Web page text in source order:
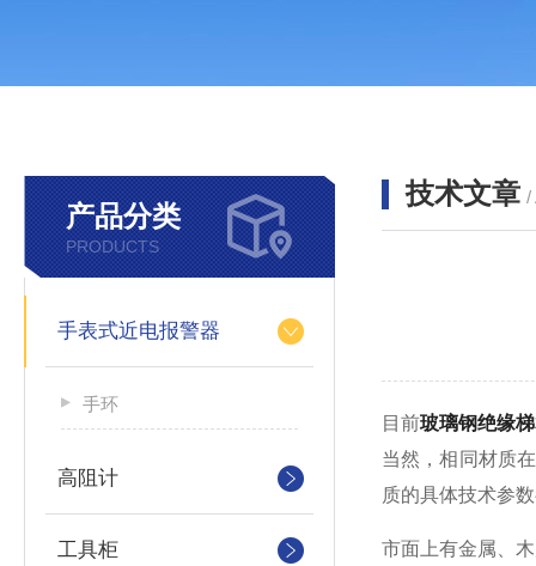
产品分类
PRODUCTS
手表式近电报警器
手环
高阻计
工具柜
技术文章 /
目前玻璃钢绝缘梯
当然，相同材质
质的具体技术参
市面上有金属、